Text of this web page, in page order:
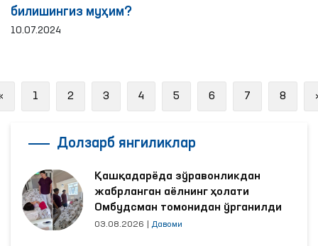
билишингиз муҳим?
10.07.2024
Previous
1 2 3 4 5 6 7 8
Долзарб янгиликлар
Қашқадарёда зўравонликдан
жабрланган аёлнинг ҳолати
Омбудсман томонидан ўрганилди
03.08.2026 Давоми